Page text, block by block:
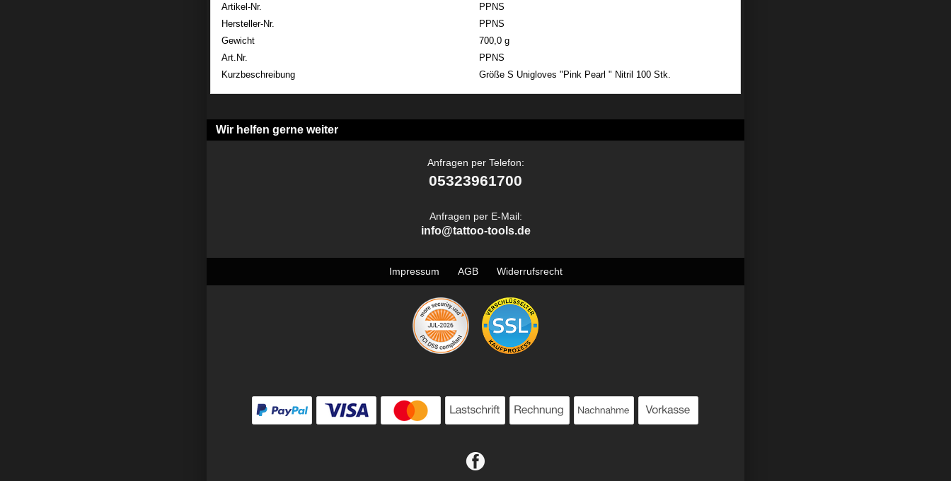
Artikel-Nr.
PPNS
Hersteller-Nr.
PPNS
Gewicht
700,0 g
Art.Nr.
PPNS
Kurzbeschreibung
Größe S Unigloves "Pink Pearl " Nitril 100 Stk.
Wir helfen gerne weiter
Anfragen per Telefon:
05323961700
Anfragen per E-Mail:
info@tattoo-tools.de
Impressum AGB Widerrufsrecht